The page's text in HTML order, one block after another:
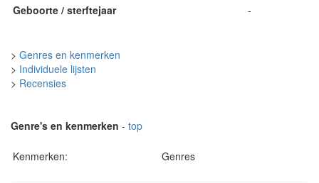
Geboorte / sterftejaar
-
> Genres en kenmerken
> Individuele lijsten
> Recensies
Genre's en kenmerken - top
Kenmerken: Genres